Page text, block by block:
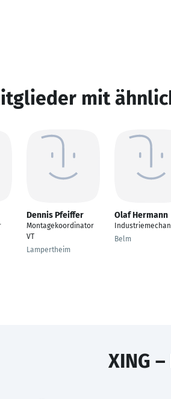
mit
Dennis Pfeiffer
Montagekoordinator
VT
Lampertheim
Olaf Hermann
Belm
XING